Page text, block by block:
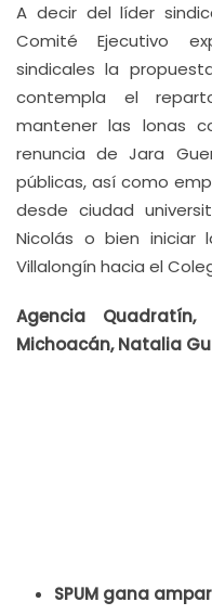
A decir del líder
Comité Ejecutivo
sindicales la
contempla el
mantener las lonas
renuncia de Jara
públicas, así como
desde ciudad
Nicolás o bien iniciar
Villalongín hacia el
Agencia
Michoacán, Natalia
SPUM gana